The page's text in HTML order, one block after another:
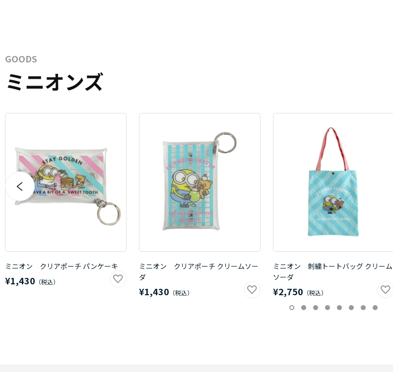
GOODS
ミニオンズ
ミニオン クリアポーチ パンケーキ
¥1,430
ミニオン クリアポーチ クリームソー
ダ
¥1,430
ミニオン 刺繍トートバッグ クリーム
ソーダ
¥2,750